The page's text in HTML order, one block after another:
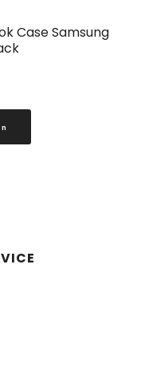
Case Samsung